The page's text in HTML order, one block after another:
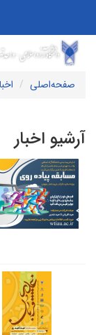
صفحه‌اصلی
اخبار
اخبار